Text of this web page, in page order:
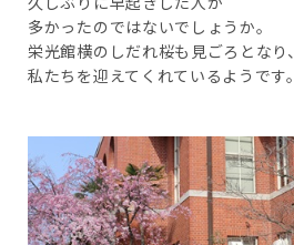
多かったのではないでしょうか。
栄光館横のしだれ桜も見ごろとなり、
私たちを迎えてくれているようです。